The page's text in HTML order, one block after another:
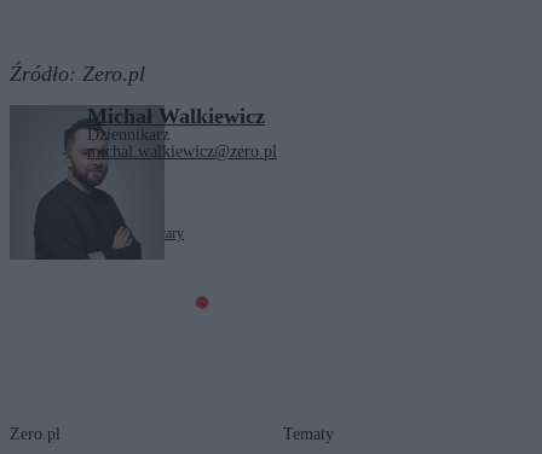
Źródło: Zero.pl
Michał Walkiewicz
Dziennikarz
michal.walkiewicz@zero.pl
Hollywoodkino Oscary
Zero.pl Tematy